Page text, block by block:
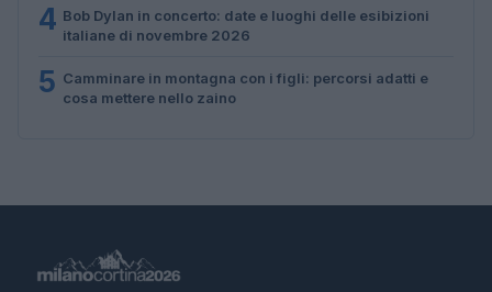
4 Bob Dylan in concerto: date e luoghi delle esibizioni
italiane di novembre 2026
5 Camminare in montagna con i figli: percorsi adatti e
cosa mettere nello zaino